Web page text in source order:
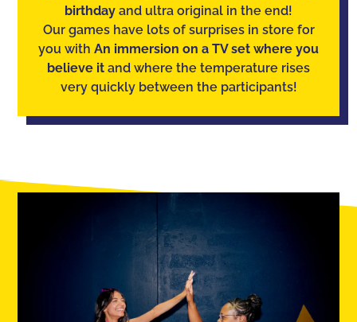
birthday and ultra original in the end!
Our games have lots of surprises in store for
you with An immersion on a TV set where you
believe it and where the temperature rises
very quickly between the participants!